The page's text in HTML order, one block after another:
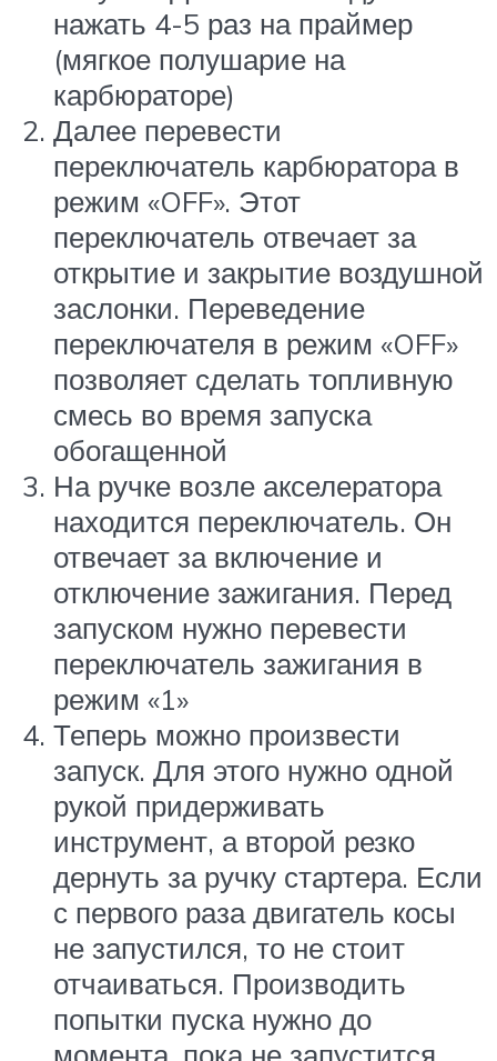
нажать 4-5 раз на праймер
(мягкое полушарие на
карбюраторе)
Далее перевести
переключатель карбюратора в
режим «OFF». Этот
переключатель отвечает за
открытие и закрытие воздушной
заслонки. Переведение
переключателя в режим «OFF»
позволяет сделать топливную
смесь во время запуска
обогащенной
На ручке возле акселератора
находится переключатель. Он
отвечает за включение и
отключение зажигания. Перед
запуском нужно перевести
переключатель зажигания в
режим «1»
Теперь можно произвести
запуск. Для этого нужно одной
рукой придерживать
инструмент, а второй резко
дернуть за ручку стартера. Если
с первого раза двигатель косы
не запустился, то не стоит
отчаиваться. Производить
попытки пуска нужно до